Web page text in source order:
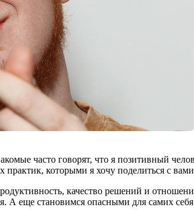
часто говорят, что я позитивный
практик, которыми я хочу поделиться с
качество решений и
А еще становимся опасными для самих